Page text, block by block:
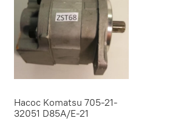
Насос Komatsu 705-21-
32051 D85A/E-21